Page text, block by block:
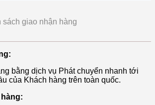
sách giao nhận hàng
bằng dịch vụ Phát chuyển nhanh tới
của Khách hàng trên toàn quốc.